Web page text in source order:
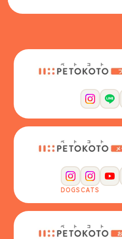
DOGSCATS